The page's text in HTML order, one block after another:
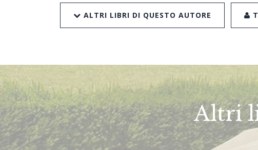
ALTRI LIBRI DI QUESTO AUTORE
Altri